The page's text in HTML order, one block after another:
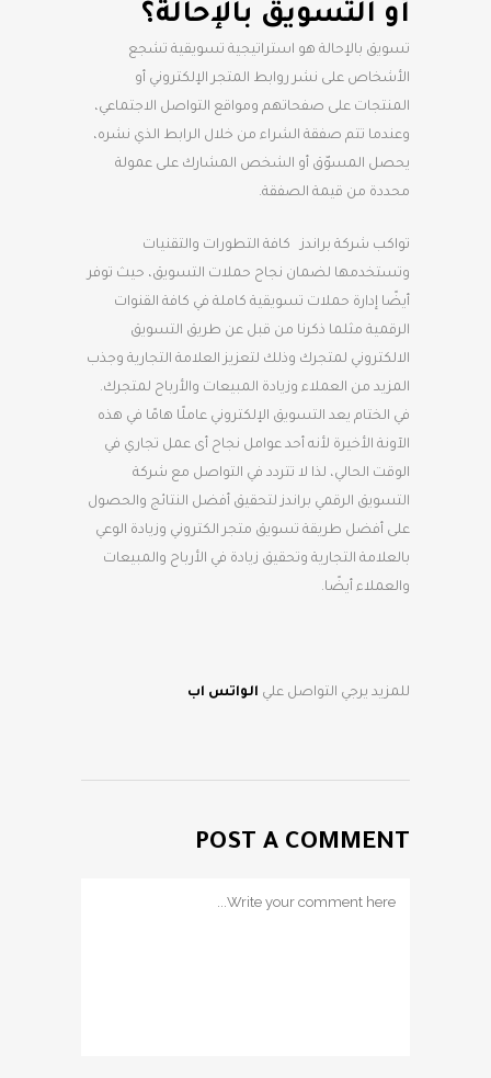
أو التسويق بالإحالة؟
تسويق بالإحالة هو استراتيجية تسويقية تشجع
الأشخاص على نشر روابط المتجر الإلكتروني أو
المنتجات على صفحاتهم ومواقع التواصل الاجتماعي،
وعندما تتم صفقة الشراء من خلال الرابط الذي نشره،
يحصل المسوّق أو الشخص المشارك على عمولة
محددة من قيمة الصفقة.
تواكب شركة براندز كافة التطورات والتقنيات
وتستخدمها لضمان نجاح حملات التسويق، حيث توفر
أيضًا إدارة حملات تسويقية كاملة في كافة القنوات
الرقمية مثلما ذكرنا من قبل عن طريق التسويق
الالكتروني لمتجرك وذلك لتعزيز العلامة التجارية وجذب
المزيد من العملاء وزيادة المبيعات والأرباح لمتجرك.
في الختام يعد التسويق الإلكتروني عاملًا هامًا في هذه
الآونة الأخيرة لأنه أحد عوامل نجاح أى عمل تجاري في
الوقت الحالي، لذا لا تتردد في التواصل مع شركة
التسويق الرقمي براندز لتحقيق أفضل النتائج والحصول
على أفضل طريقة تسويق متجر الكتروني وزيادة الوعي
بالعلامة التجارية وتحقيق زيادة في الأرباح والمبيعات
والعملاء أيضًا.
للمزيد يرجي التواصل علي الواتس اب
POST A COMMENT